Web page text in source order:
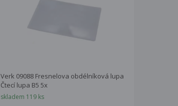
Verk 09088 Fresnelova obdélníková lupa
Čtecí lupa B5 5x
skladem 119 ks